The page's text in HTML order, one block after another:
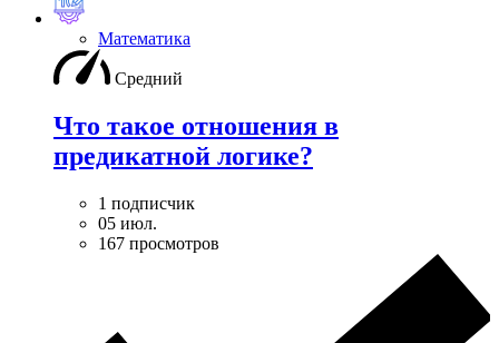
Математика
Средний
Что такое отношения в
предикатной логике?
1 подписчик
05 июл.
167 просмотров